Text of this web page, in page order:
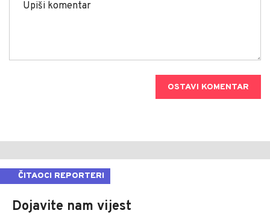
OSTAVI KOMENTAR
ČITAOCI REPORTERI
Dojavite nam vijest